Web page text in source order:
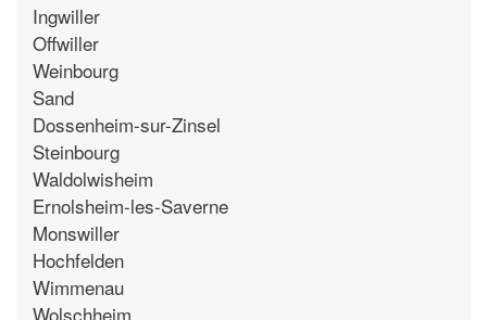
Ingwiller
Offwiller
Weinbourg
Sand
Dossenheim-sur-Zinsel
Steinbourg
Waldolwisheim
Ernolsheim-les-Saverne
Monswiller
Hochfelden
Wimmenau
Wolschheim